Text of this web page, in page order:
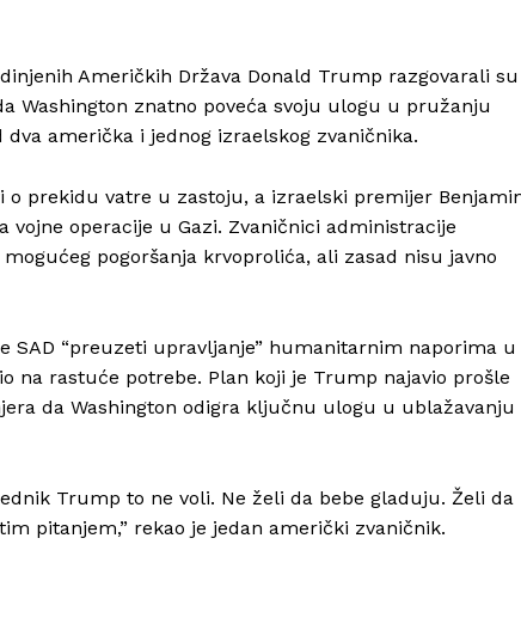
Američkih Država Donald Trump razgovarali su
Washington znatno poveća svoju ulogu u pružanju
američka i jednog izraelskog zvaničnika.
prekidu vatre u zastoju, a izraelski premijer
operacije u Gazi. Zvaničnici administracije
pogoršanja krvoprolića, ali zasad nisu javno
SAD “preuzeti upravljanje” humanitarnim naporima u
na rastuće potrebe. Plan koji je Trump najavio prošle
da Washington odigra ključnu ulogu u ublažavanju
Trump to ne voli. Ne želi da bebe gladuju. Želi da
pitanjem,” rekao je jedan američki zvaničnik.